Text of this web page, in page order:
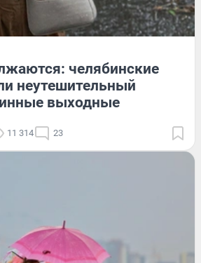
челябинские
неутешительный
выходные
11 314 23